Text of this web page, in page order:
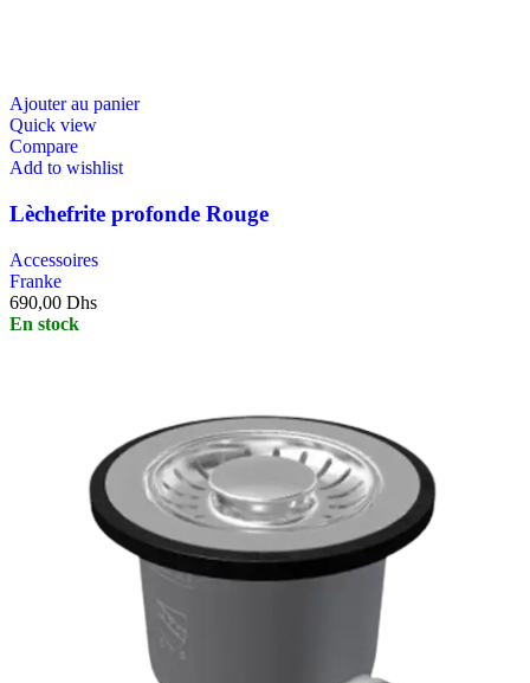
Ajouter au panier
Quick view
Compare
Add to wishlist
Lèchefrite profonde Rouge
Accessoires
Franke
690,00 Dhs
En stock